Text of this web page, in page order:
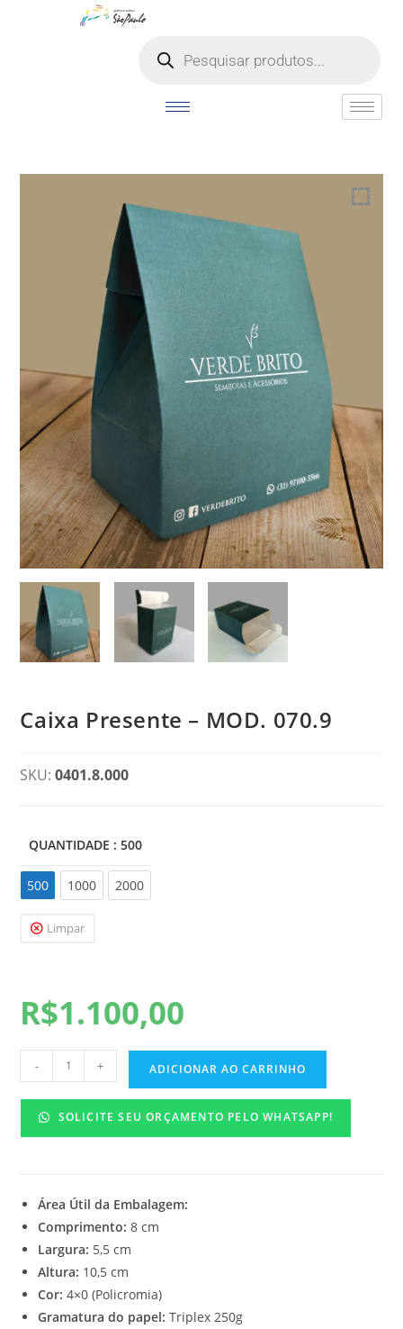
Caixa Presente – MOD. 070.9
SKU:0401.8.000
QUANTIDADE : 500
500
500 1000 2000
Limpar
R$1.100,00
- + ADICIONAR AO CARRINHO
SOLICITE SEU ORÇAMENTO PELO WHATSAPP!
Área Útil da Embalagem:
Comprimento: 8 cm
Largura: 5,5 cm
Altura: 10,5 cm
Cor: 4×0 (Policromia)
Gramatura do papel: Triplex 250g